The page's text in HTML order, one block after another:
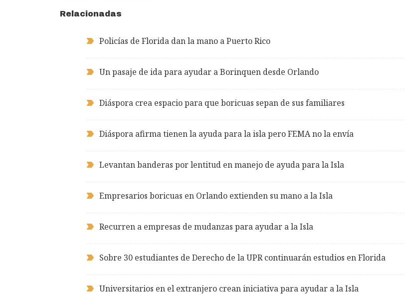
Relacionadas
Policías de Florida dan la mano a Puerto Rico
Un pasaje de ida para ayudar a Borinquen desde Orlando
Diáspora crea espacio para que boricuas sepan de sus familiares
Diáspora afirma tienen la ayuda para la isla pero FEMA no la envía
Levantan banderas por lentitud en manejo de ayuda para la Isla
Empresarios boricuas en Orlando extienden su mano a la Isla
Recurren a empresas de mudanzas para ayudar a la Isla
Sobre 30 estudiantes de Derecho de la UPR continuarán estudios en Florida
Universitarios en el extranjero crean iniciativa para ayudar a la Isla